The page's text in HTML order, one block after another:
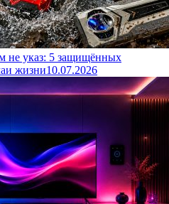
не указ: 5 защищённых
жизни10.07.2026